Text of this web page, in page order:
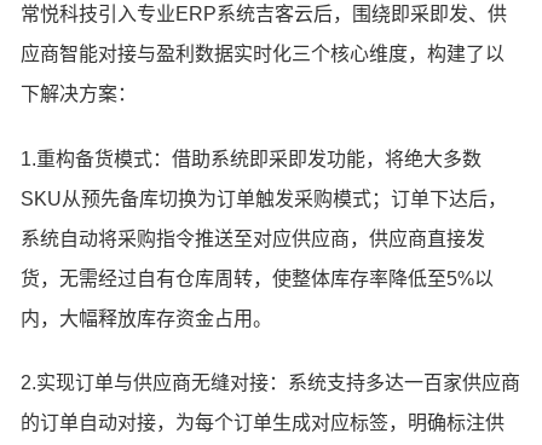
常悦科技引入专业ERP系统吉客云后，围绕即采即发、供
应商智能对接与盈利数据实时化三个核心维度，构建了以
下解决方案：
1.重构备货模式：借助系统即采即发功能，将绝大多数
SKU从预先备库切换为订单触发采购模式；订单下达后，
系统自动将采购指令推送至对应供应商，供应商直接发
货，无需经过自有仓库周转，使整体库存率降低至5%以
内，大幅释放库存资金占用。
2.实现订单与供应商无缝对接：系统支持多达一百家供应商
的订单自动对接，为每个订单生成对应标签，明确标注供